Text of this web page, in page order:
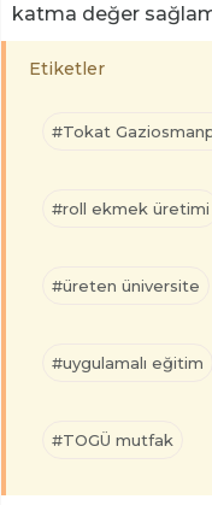
katma değer
Etiketler
#Tokat
#roll ekmek üretimi
#üreten üniversite
#uygulamalı eğitim
#TOGÜ mutfak